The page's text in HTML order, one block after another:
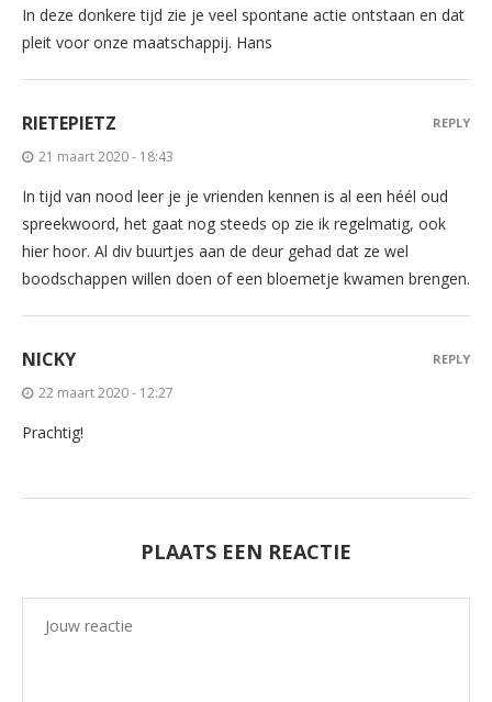
In deze donkere tijd zie je veel spontane actie ontstaan en dat
pleit voor onze maatschappij. Hans
RIETEPIETZ
21 maart 2020 - 18:43
In tijd van nood leer je je vrienden kennen is al een héél oud
spreekwoord, het gaat nog steeds op zie ik regelmatig, ook
hier hoor. Al div buurtjes aan de deur gehad dat ze wel
boodschappen willen doen of een bloemetje kwamen brengen.
REPLY
NICKY
22 maart 2020 - 12:27
Prachtig!
REPLY
PLAATS EEN REACTIE